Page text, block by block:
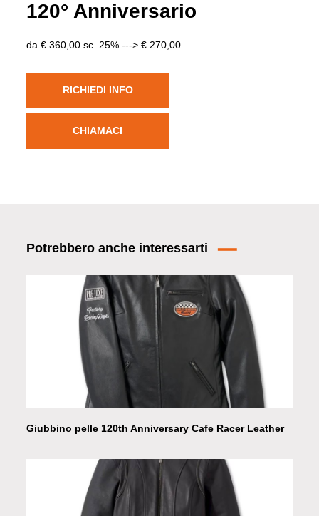
120° Anniversario
da € 360,00sc. 25% ---> € 270,00
RICHIEDI INFO
CHIAMACI
Potrebbero anche interessarti
Giubbino pelle 120th Anniversary Cafe Racer Leather